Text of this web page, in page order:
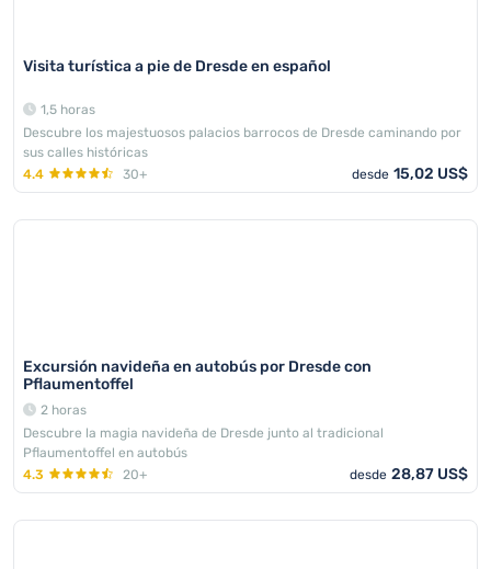
Visita turística a pie de Dresde en español
1,5 horas
Descubre los majestuosos palacios barrocos de Dresde caminando por
sus calles históricas
4.4
30+ desde 15,02 US$
Excursión navideña en autobús por Dresde con
Pflaumentoffel
2 horas
Descubre la magia navideña de Dresde junto al tradicional
Pflaumentoffel en autobús
4.3
20+ desde 28,87 US$